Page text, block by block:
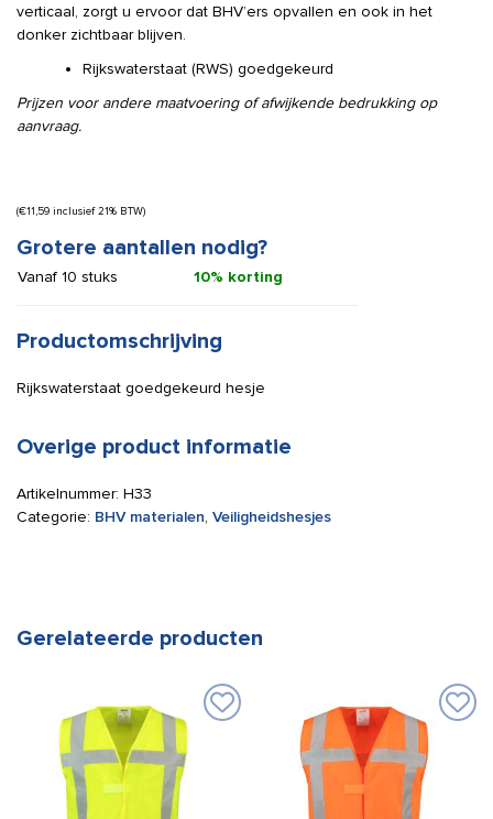
verticaal, zorgt u ervoor dat BHV’ers opvallen en ook in het
donker zichtbaar blijven.
Rijkswaterstaat (RWS) goedgekeurd
Prijzen voor andere maatvoering of afwijkende bedrukking op
aanvraag.
(€11,59 inclusief 21% BTW)
Grotere aantallen nodig?
Vanaf 10 stuks 10% korting
Productomschrijving
Rijkswaterstaat goedgekeurd hesje
Overige product informatie
Artikelnummer: H33
Categorie: BHV materialen, Veiligheidshesjes
Gerelateerde producten